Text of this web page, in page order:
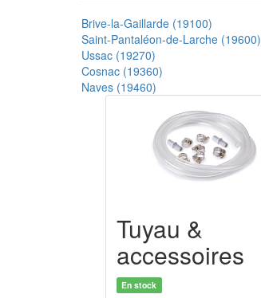
Brive-la-Gaillarde (19100)
Saint-Pantaléon-de-Larche (19600)
Ussac (19270)
Cosnac (19360)
Naves (19460)
Tuyau &
accessoires
En stock